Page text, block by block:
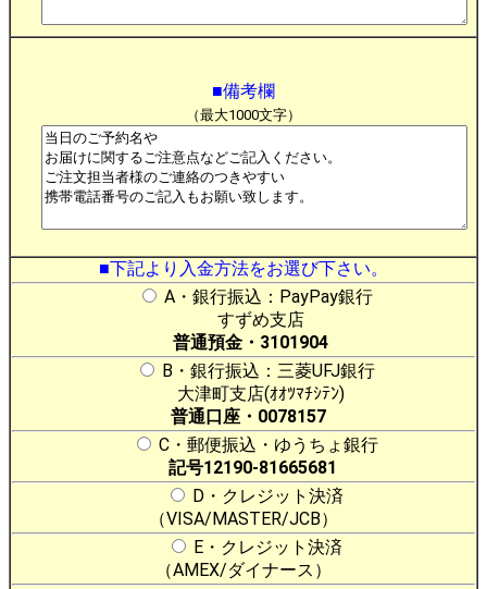
■備考欄
（最大1000文字）
■下記より入金方法をお選び下さい。
A・銀行振込：PayPay銀行
すずめ支店
普通預金・3101904
B・銀行振込：三菱UFJ銀行
大津町支店(ｵｵﾂﾏﾁｼﾃﾝ)
普通口座・0078157
C・郵便振込・ゆうちょ銀行
記号12190-81665681
D・クレジット決済
（VISA/MASTER/JCB）
E・クレジット決済
（AMEX/ダイナース）